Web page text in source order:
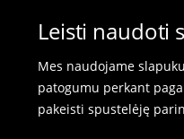
Leisti naudoti
Mes naudojame
patogumu perkant
pakeisti spustelėję
⟶